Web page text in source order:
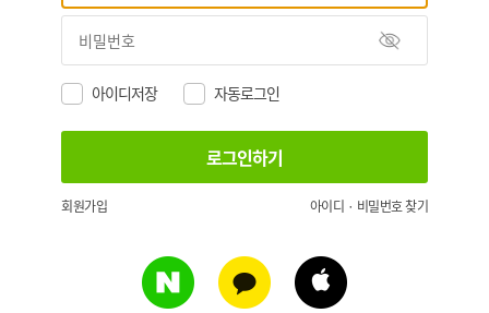
아이디저장 자동로그인
회원가입 아이디 · 비밀번호 찾기